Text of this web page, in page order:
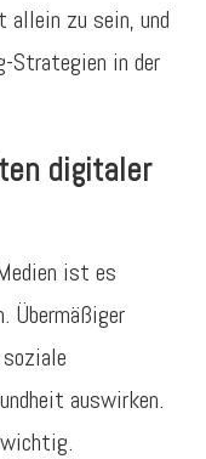
zu sein, und
Strategien in der
digitaler
ist es
Übermäßiger
auswirken.